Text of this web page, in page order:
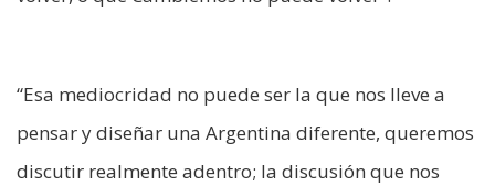
“Esa mediocridad no puede ser la que nos lleve a
pensar y diseñar una Argentina diferente, queremos
discutir realmente adentro; la discusión que nos